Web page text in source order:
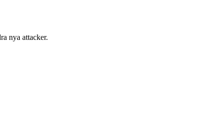
nya attacker.